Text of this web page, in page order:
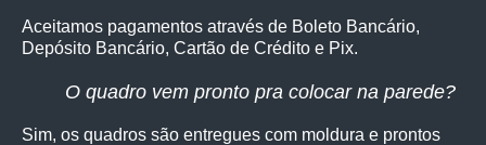
Aceitamos pagamentos através de Boleto Bancário,
Depósito Bancário, Cartão de Crédito e Pix.
O quadro vem pronto pra colocar na parede?
Sim, os quadros são entregues com moldura e prontos